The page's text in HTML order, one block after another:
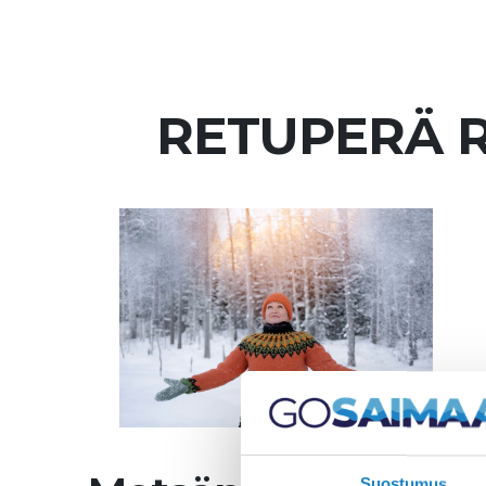
RETUPERÄ